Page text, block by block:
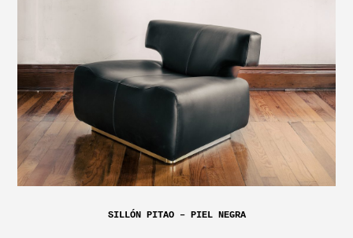
SILLÓN PITAO – PIEL NEGRA